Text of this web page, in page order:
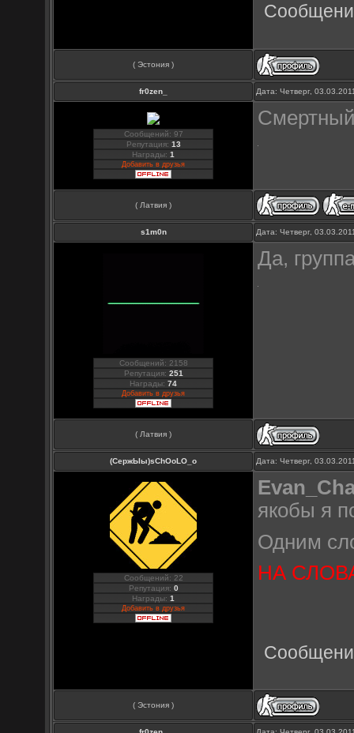
( Эстония )
fr0zen_ Дата: Четверг,
Сообщений: 97
Репутация: 13
Награды:1
Добавить в друзья
( Латвия )
s1m0n Дата: Четверг,
Сообщений: 2158
Репутация: 251
Награды:74
Добавить в друзья
Да,
( Латвия )
(СержЫы)sChOoLO_o Дата: Четверг,
Сообщений: 22
Репутация: 0
Награды:1
Добавить в друзья
якобы я
Одним
НА
( Эстония )